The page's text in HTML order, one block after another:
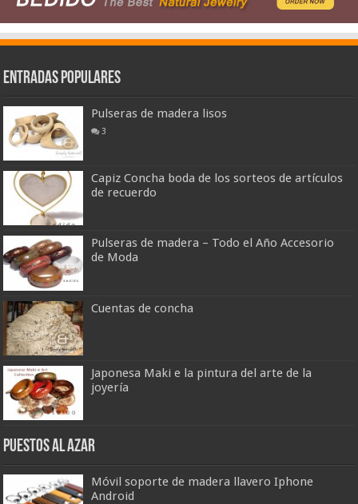
Entradas populares
Pulseras de madera lisos
3
Capiz Concha boda de los sorteos de artículos
de recuerdo
Pulseras de madera – Todo el Año Accesorio
de Moda
Cuentas de concha
Japonesa Maki e la pintura del arte de la
joyería
Puestos al azar
Móvil soporte de madera llavero Iphone
Android